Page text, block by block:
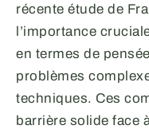
récente étude de
l’importance
en termes de
problèmes
techniques. Ces
barrière solide face